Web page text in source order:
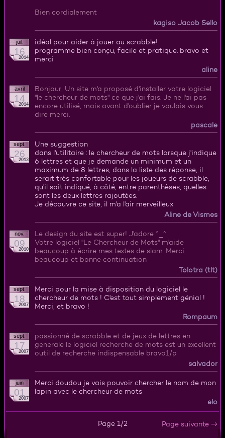
Bien cordialement
kagiso Jacob Sello
juil.
16
2014
idéal pour aider à jouer au scrabble!
programme bien conçu, facile et pratique. bravo et
merci
aline
avril
14
2014
Bonjour, Un site m'a proposé d'installer votre logiciel
"le chercheur de mots" ce que j'ai fais. Je ne l'ai pas
encore utilisé, mais avant d'oublier je voulais vous
dire merci.
pascale
sept.
26
2013
Une suggestion
dans l'utilitaire : le chercheur de mots lorsque j'indique
6 lettres et que je demande un minimum et un
maximum de 8 lettres, dans la liste des réponse, il
serait très confortable pour les joueurs de scrabble,
qu'il soit indiqué, à côté, entre parenthèses, quelles
sont les deux lettres rajoutées.
Je découvre ce site, il m'a l'air merveilleux
Aline de Vismes
nov.
09
2010
Le design du site est super! J'adore ^_^
Votre logiciel "Le Chercheur de Mots" m'aide
beaucoup à écrire mes textes de slam. Merci
beaucoup et bonne continuation
Tolotra (tlt)
sept.
18
2007
Merci pour la mise à disposition du logiciel le
chercheur de mots ! C'est tout simplement génial !
Merci, et bravo !
Rompaum
sept.
17
2007
passionné de scrabble et de jeux de lettres en
generale le logiciel recherche de mots est un excellent
outil de recherche indispensable bravo1/p
salvador
juin
01
2007
Merci doudou je vais pouvoir chercher le nom de mon
lapin avec le chercheur de mots
elo
Page 1/2 Page suivante →